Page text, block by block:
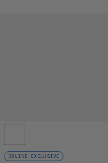
ONLINE EXCLUSIVE